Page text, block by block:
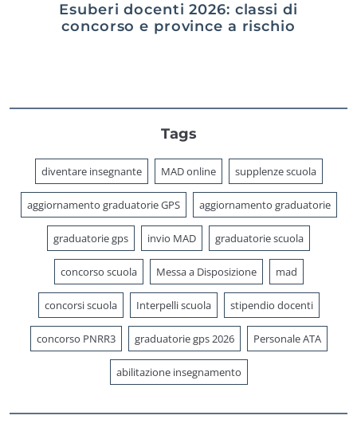
Esuberi docenti 2026: classi di
concorso e province a rischio
Tags
diventare insegnante MAD online supplenze scuola
aggiornamento graduatorie GPS aggiornamento graduatorie
graduatorie gps invio MAD graduatorie scuola
concorso scuola Messa a Disposizione mad
concorsi scuola Interpelli scuola stipendio docenti
concorso PNRR3 graduatorie gps 2026 Personale ATA
abilitazione insegnamento